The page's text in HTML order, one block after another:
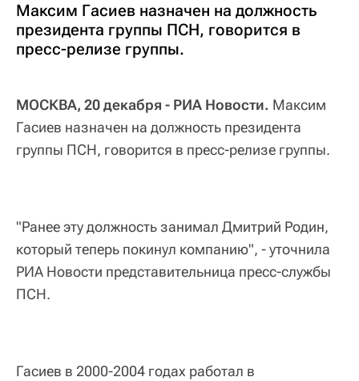
Максим Гасиев назначен на должность
президента группы ПСН, говорится в
пресс-релизе группы.
МОСКВА, 20 декабря - РИА Новости. Максим
Гасиев назначен на должность президента
группы ПСН, говорится в пресс-релизе группы.
"Ранее эту должность занимал Дмитрий Родин,
который теперь покинул компанию", - уточнила
РИА Новости представительница пресс-службы
ПСН.
Гасиев в 2000-2004 годах работал в